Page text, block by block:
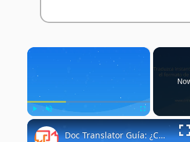
×
Play Unmute Fullscreen
Doc Translator Guía: ¿Cómo uso el traductor de documentos?